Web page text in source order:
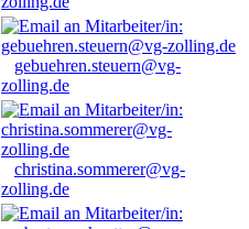
gebuehren.steuern@vg-
zolling.de
christina.sommerer@vg-
zolling.de